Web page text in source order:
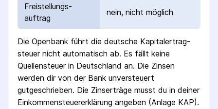
Freistellungs­
auftrag
nein, nicht möglich
Die Openbank führt die deutsche Kapital­ertrag­
steuer nicht automatisch ab. Es fällt keine
Quellen­steuer in Deutschland an. Die Zinsen
werden dir von der Bank unversteuert
gutgeschrieben. Die Zins­erträge musst du in deiner
Einkommen­steuer­erklärung angeben (Anlage KAP).